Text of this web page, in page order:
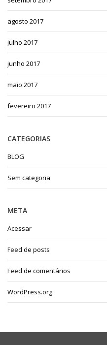
agosto 2017
julho 2017
junho 2017
maio 2017
fevereiro 2017
CATEGORIAS
BLOG
Sem categoria
META
Acessar
Feed de posts
Feed de comentários
WordPress.org